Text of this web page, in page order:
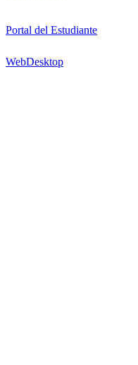
Portal del Estudiante
WebDesktop